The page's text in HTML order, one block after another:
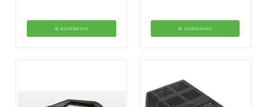
В КОРЗИНУ В КОРЗИНУ